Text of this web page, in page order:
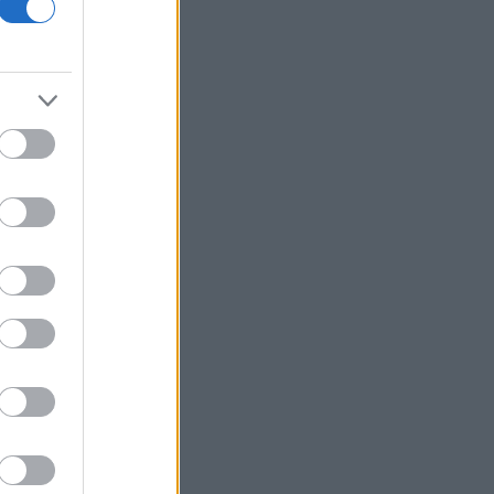
Διεθνή μέσα της Ιταλίας
ανακαλύπτουν τη διαχρονική γοητεία
μειωθούν, αλλά δεν εξαρτάται
αποκλειστικά από τον Γουόρς
ΙΣΑ: Έκκληση για εντατικοποίηση
αυξημένης κυκλοφορίας του ιού
Δυτικού Νείλου στην Αττική
Code αύριο Κρήτη, Χίος, Σάμος και
Ικαρία
Η Ρωσία «βγάζει στο σφυρί» το 30%
Μυτιληναίος: «Επιστρέψαμε σε τροχιά
γάλλιο